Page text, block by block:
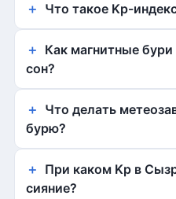
Что такое Kp-
Как магнитные
сон?
Что делать
бурю?
При каком Kp в
сияние?